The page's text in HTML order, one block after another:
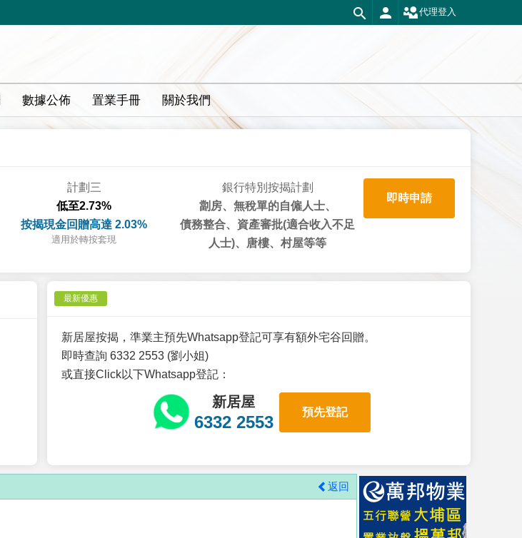
代理登入
數據公佈 置業手冊 關於我們
計劃三
低至2.73%
按揭現金回贈高達 2.03%
適用於轉按套現
銀行特別按揭計劃
劏房、無稅單的自僱人士、
債務整合、資產審批(適合收入不足
人士)、唐樓、村屋等等
即時申請
最新優惠
新居屋按揭，準業主預先Whatsapp登記可享有額外宅谷回贈。
即時查詢 6332 2553 (劉小姐)
或直接Click以下Whatsapp登記：
新居屋
6332 2553
預先登記
返回